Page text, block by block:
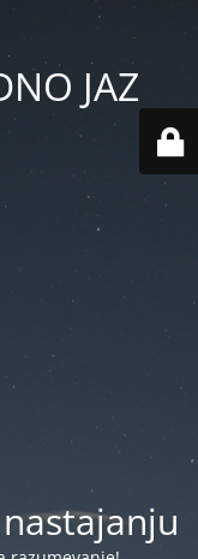
JAZ